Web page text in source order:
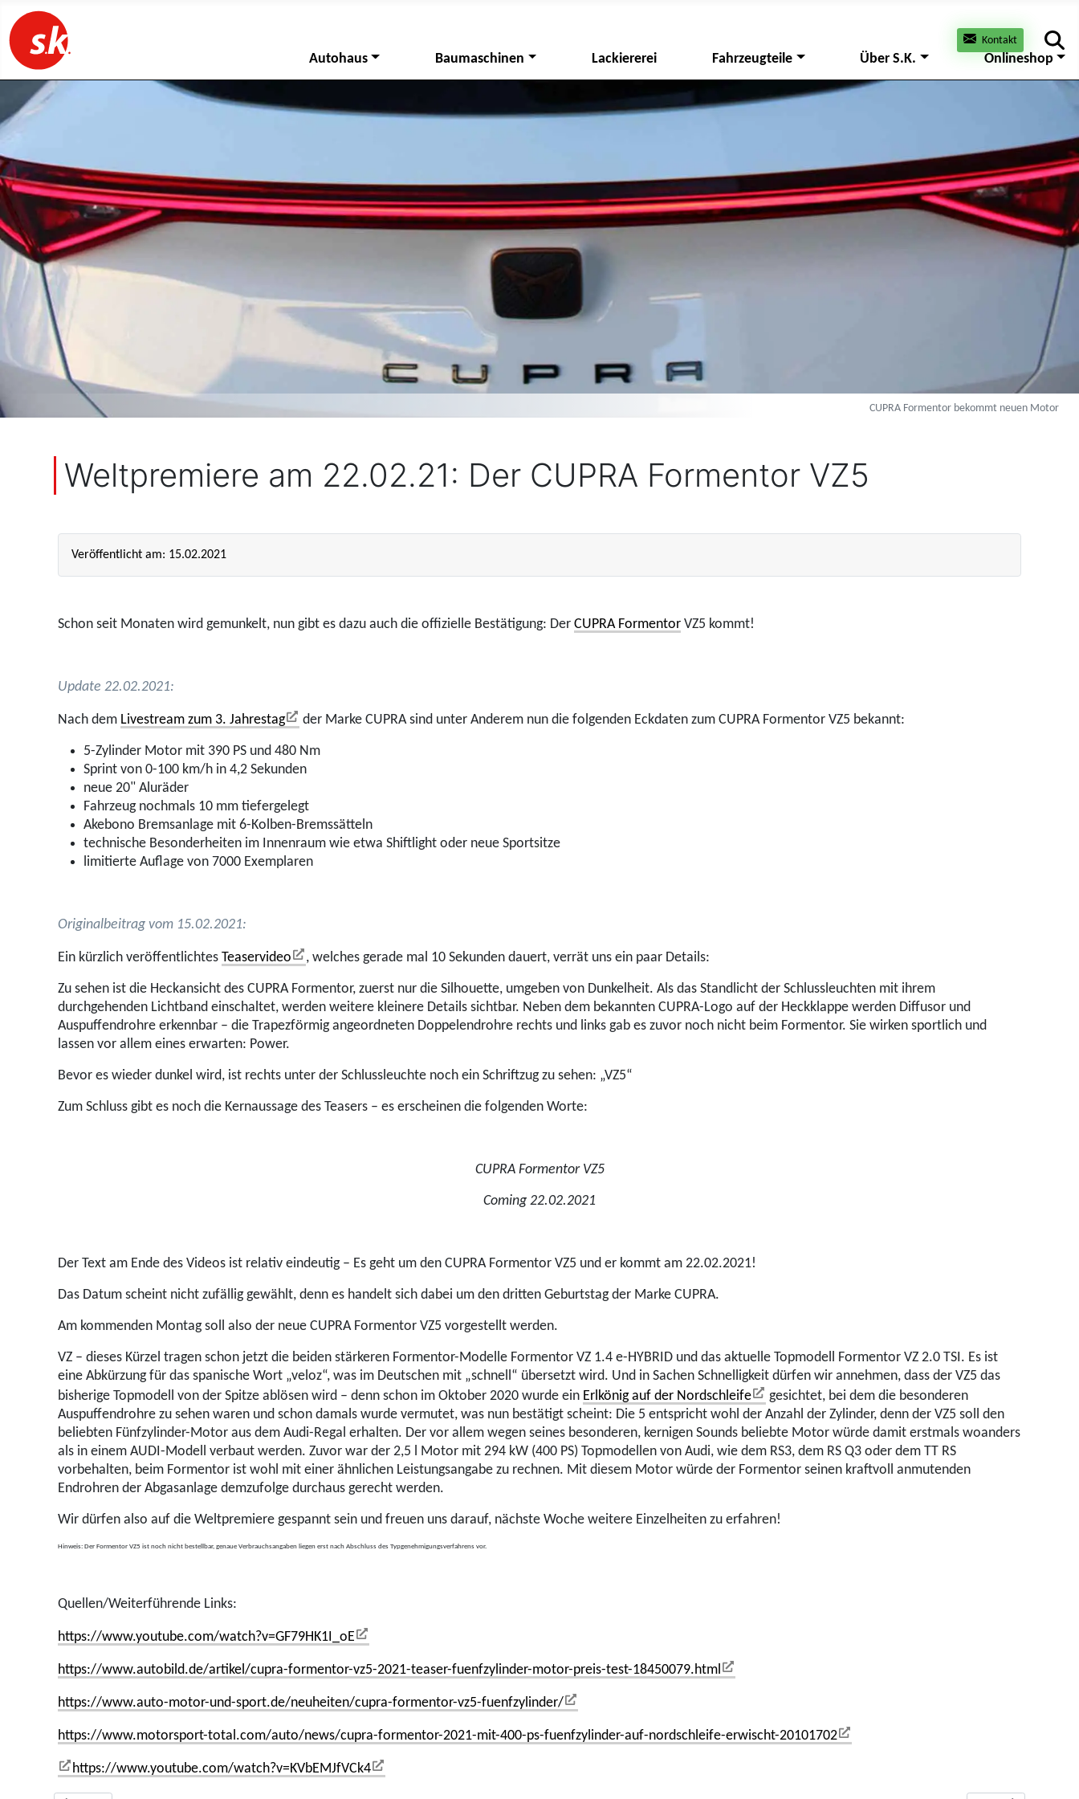
Kontakt
Autohaus Baumaschinen Lackiererei Fahrzeugteile Über S.K. Onlineshop
CUPRA Formentor bekommt neuen Motor
Weltpremiere am 22.02.21: Der CUPRA Formentor VZ5
Veröffentlicht am: 15.02.2021
Schon seit Monaten wird gemunkelt, nun gibt es dazu auch die offizielle Bestätigung: Der CUPRA Formentor VZ5 kommt!
Update 22.02.2021:
Nach dem Livestream zum 3. Jahrestag der Marke CUPRA sind unter Anderem nun die folgenden Eckdaten zum CUPRA Formentor VZ5 bekannt:
5-Zylinder Motor mit 390 PS und 480 Nm
Sprint von 0-100 km/h in 4,2 Sekunden
neue 20" Aluräder
Fahrzeug nochmals 10 mm tiefergelegt
Akebono Bremsanlage mit 6-Kolben-Bremssätteln
technische Besonderheiten im Innenraum wie etwa Shiftlight oder neue Sportsitze
limitierte Auflage von 7000 Exemplaren
Originalbeitrag vom 15.02.2021:
Ein kürzlich veröffentlichtes Teaservideo , welches gerade mal 10 Sekunden dauert, verrät uns ein paar Details:
Zu sehen ist die Heckansicht des CUPRA Formentor, zuerst nur die Silhouette, umgeben von Dunkelheit. Als das Standlicht der Schlussleuchten mit ihrem
durchgehenden Lichtband einschaltet, werden weitere kleinere Details sichtbar. Neben dem bekannten CUPRA-Logo auf der Heckklappe werden Diffusor und
Auspuffendrohre erkennbar – die Trapezförmig angeordneten Doppelendrohre rechts und links gab es zuvor noch nicht beim Formentor. Sie wirken sportlich und
lassen vor allem eines erwarten: Power.
Bevor es wieder dunkel wird, ist rechts unter der Schlussleuchte noch ein Schriftzug zu sehen: „VZ5“
Zum Schluss gibt es noch die Kernaussage des Teasers – es erscheinen die folgenden Worte:
CUPRA Formentor VZ5
Coming 22.02.2021
Der Text am Ende des Videos ist relativ eindeutig – Es geht um den CUPRA Formentor VZ5 und er kommt am 22.02.2021!
Das Datum scheint nicht zufällig gewählt, denn es handelt sich dabei um den dritten Geburtstag der Marke CUPRA.
Am kommenden Montag soll also der neue CUPRA Formentor VZ5 vorgestellt werden.
VZ – dieses Kürzel tragen schon jetzt die beiden stärkeren Formentor-Modelle Formentor VZ 1.4 e-HYBRID und das aktuelle Topmodell Formentor VZ 2.0 TSI. Es ist
eine Abkürzung für das spanische Wort „veloz“, was im Deutschen mit „schnell“ übersetzt wird. Und in Sachen Schnelligkeit dürfen wir annehmen, dass der VZ5 das
bisherige Topmodell von der Spitze ablösen wird – denn schon im Oktober 2020 wurde ein Erlkönig auf der Nordschleife
gesichtet, bei dem die besonderen
Auspuffendrohre zu sehen waren und schon damals wurde vermutet, was nun bestätigt scheint: Die 5 entspricht wohl der Anzahl der Zylinder, denn der VZ5 soll den
beliebten Fünfzylinder-Motor aus dem Audi-Regal erhalten. Der vor allem wegen seines besonderen, kernigen Sounds beliebte Motor würde damit erstmals woanders
als in einem AUDI-Modell verbaut werden. Zuvor war der 2,5 l Motor mit 294 kW (400 PS) Topmodellen von Audi, wie dem RS3, dem RS Q3 oder dem TT RS
vorbehalten, beim Formentor ist wohl mit einer ähnlichen Leistungsangabe zu rechnen. Mit diesem Motor würde der Formentor seinen kraftvoll anmutenden
Endrohren der Abgasanlage demzufolge durchaus gerecht werden.
Wir dürfen also auf die Weltpremiere gespannt sein und freuen uns darauf, nächste Woche weitere Einzelheiten zu erfahren!
Hinweis: Der Formentor VZ5 ist noch nicht bestellbar, genaue Verbrauchsangaben liegen erst nach Abschluss des Typgenehmigungsverfahrens vor.
Quellen/Weiterführende Links:
https://www.youtube.com/watch?v=GF79HK1I_oE
https://www.autobild.de/artikel/cupra-formentor-vz5-2021-teaser-fuenfzylinder-motor-preis-test-18450079.html
https://www.auto-motor-und-sport.de/neuheiten/cupra-formentor-vz5-fuenfzylinder/
https://www.motorsport-total.com/auto/news/cupra-formentor-2021-mit-400-ps-fuenfzylinder-auf-nordschleife-erwischt-20101702
https://www.youtube.com/watch?v=KVbEMJfVCk4